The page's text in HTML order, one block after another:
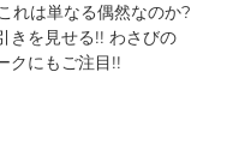
れは単なる偶然なのか?
きを見せる!! わさびの
クにもご注目!!